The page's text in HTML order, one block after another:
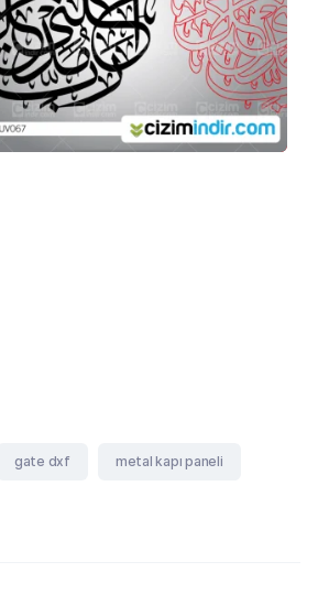
gate dxf metal kapı paneli